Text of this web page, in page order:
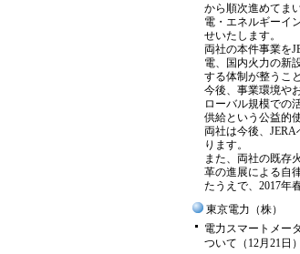
から順次進めてま
電・エネルギーイ
せいたします。
両社の本件事業を
電、国内火力の新
する体制が整うこ
今後、事業環境や
ローバル規模での
供給という公益的
両社は今後、
ります。
また、両社の既存
革の進展による自
たうえで、2017年
東京電力（株）
電力スマートメー
ついて（12月21日）